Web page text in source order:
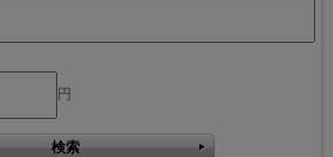
円